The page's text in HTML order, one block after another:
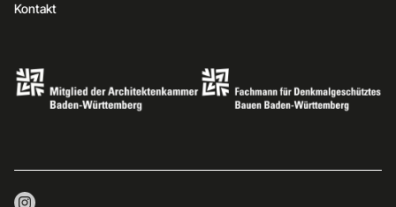
Kontakt